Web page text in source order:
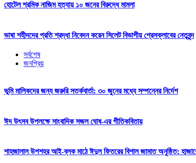
হোটেল শ্রমিক নাজিম হত্যায় ১০ জনের বিরুদ্ধে মামলা
ভাষা শহীদদের প্রতি শ্রদ্ধা নিবেদন করেন সিলেট বিভাগীয় প্রেসক্লাবের নেতৃবৃন্দ
সর্বশেষ
জনপ্রিয়
ভূমি মালিকদের জন্য জরুরি সতর্কবার্তা: ৩০ জুনের মধ্যে সম্পন্নের নির্দেশ
ঈদ উৎসব উপলক্ষে সাংবাদিক সজল ঘোষ-এর গীতিকবিতায়
শাহজালাল উপশহর আই-ব্লক মাঠে ঈদুল ফিতরের বিশাল জামাত অনুষ্ঠিত: